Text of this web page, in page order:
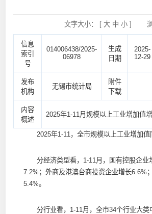
文字大小： [ 大 中 小]
信息
索引
号
014006438/2025-
06978
生成
日期
2025-
12-29
发布
机构
无锡市统计局
附件
下载
内容
概述
2025年1-11月规模以上工业增加值
2025年1-11，全市规模以上工业增加值
分经济类型看，1-11月，国有控股企业
7.2%；外商及港澳台商投资企业增长6.6%
5.4%。
分行业看，1-11月，全市34个行业大类